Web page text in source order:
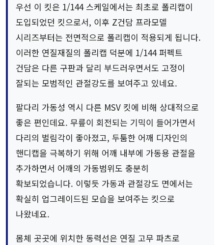
우선 이 킷은 1/144 스케일에서는 최초로 폴리캡이
도입되었던 킷으로서, 이후 Z건담 프라모델
시리즈부터는 전면적으로 폴리캡이 적용되게 됩니다.
이러한 연질재질의 폴리캡 덕분에 1/144 퍼펙트
건담은 다른 구판과 달리 부드러우면서도 고정이
잘되는 모범적인 관절강도를 보여주고 있네요.
팔다리 가동성 역시 다른 MSV 킷에 비해 상대적으로
좋은 편인데요. 무릎이 회전되는 기믹이 들어가면서
다리의 벌림각이 좋아졌고, 두툼한 어깨 디자인의
핸디캡을 극복하기 위해 어깨 내부에 가동용 관절을
추가하면서 어깨의 가동범위도 충분히
확보되었습니다. 이렇듯 가동과 관절강도 면에서는
확실히 업그레이드된 모습을 보여주는 킷으로
나왔네요.
몸체 곳곳에 위치한 동력선은 연질 고무 파츠로